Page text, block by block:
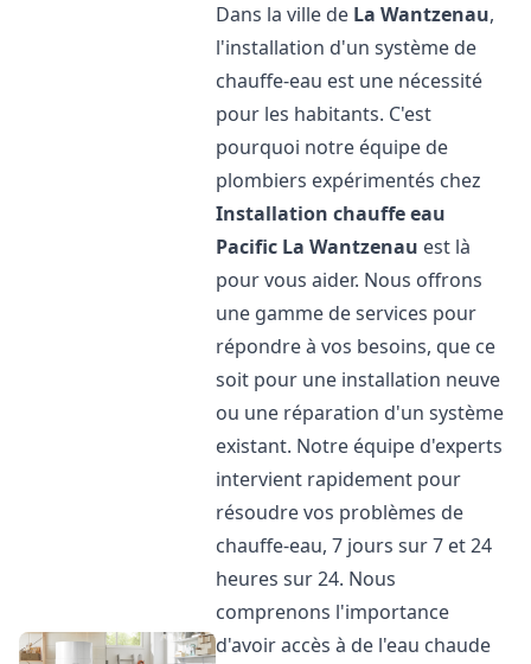
Dans la ville de La Wantzenau,
l'installation d'un système de
chauffe-eau est une nécessité
pour les habitants. C'est
pourquoi notre équipe de
plombiers expérimentés chez
Installation chauffe eau
Pacific La Wantzenau est là
pour vous aider. Nous offrons
une gamme de services pour
répondre à vos besoins, que ce
soit pour une installation neuve
ou une réparation d'un système
existant. Notre équipe d'experts
intervient rapidement pour
résoudre vos problèmes de
chauffe-eau, 7 jours sur 7 et 24
heures sur 24. Nous
comprenons l'importance
d'avoir accès à de l'eau chaude